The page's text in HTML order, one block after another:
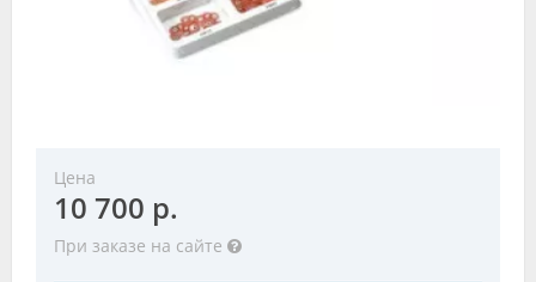
Цена
10 700 р.
При заказе на сайте